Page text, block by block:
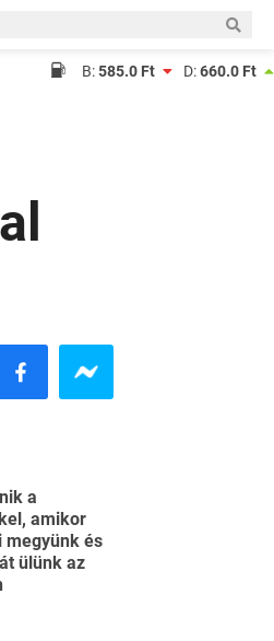
B:585.0 Ft D:660.0 Ft
a
amikor
megyünk és
ülünk az